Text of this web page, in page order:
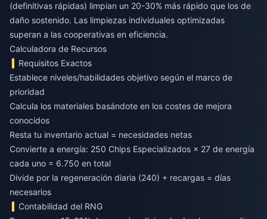
(definitivas rápidas) limpian un 20-30% más rápido que los de
daño sostenido. Las limpiezas individuales optimizadas
superan a las cooperativas en eficiencia.
Calculadora de Recursos
Requisitos Exactos
Establece niveles/habilidades objetivo según el marco de
prioridad
Calcula los materiales basándote en los costes de mejora
conocidos
Resta tu inventario actual = necesidades netas
Convierte a energía: 250 Chips Especializados × 27 de energía
cada uno = 6.750 en total
Divide por la regeneración diaria (240) + recargas = días
necesarios
Contabilidad del RNG